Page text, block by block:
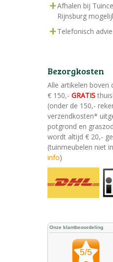
Afhalen bij
Rijnsburg
Telefonisch
Bezorgkosten
Alle artikelen boven
€ 150,- GRATIS
(onder de 150,-
verzendkosten*
potgrond en
wordt altijd € 20,-
(tuinmeubelen niet
info)